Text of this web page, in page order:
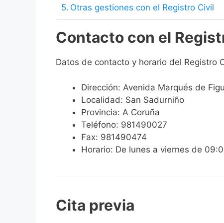
Otras gestiones con el Registro Civil
Contacto con el
Datos de contacto y horario del Registro
Dirección: Avenida Marqués de
Localidad: San Sadurniño
Provincia: A Coruña
Teléfono: 981490027
Fax: 981490474
Horario: De lunes a viernes de
Cita previa